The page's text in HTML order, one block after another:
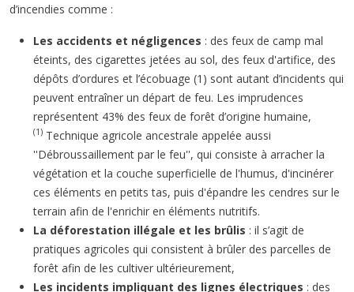
d’incendies comme :
Les accidents et négligences : des feux de camp mal
éteints, des cigarettes jetées au sol, des feux d'artifice, des
dépôts d’ordures et l’écobuage (1) sont autant d’incidents qui
peuvent entraîner un départ de feu. Les imprudences
représentent 43% des feux de forêt d’origine humaine,
(1) Technique agricole ancestrale appelée aussi
''Débroussaillement par le feu'', qui consiste à arracher la
végétation et la couche superficielle de l'humus, d'incinérer
ces éléments en petits tas, puis d'épandre les cendres sur le
terrain afin de l'enrichir en éléments nutritifs.
La déforestation illégale et les brûlis : il s’agit de
pratiques agricoles qui consistent à brûler des parcelles de
forêt afin de les cultiver ultérieurement,
Les incidents impliquant des lignes électriques : des